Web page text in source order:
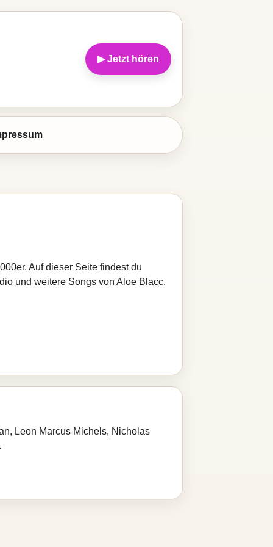
▶ Jetzt hören
Auf dieser Seite findest du
und weitere Songs von Aloe Blacc.
Leon Marcus Michels, Nicholas